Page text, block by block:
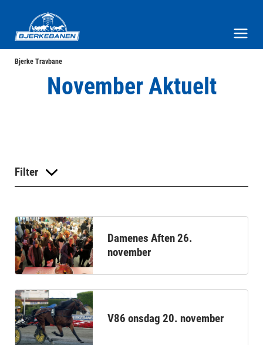
Bjerke Travbane
November Aktuelt
Filter
Damenes Aften 26.
november
V86 onsdag 20. november